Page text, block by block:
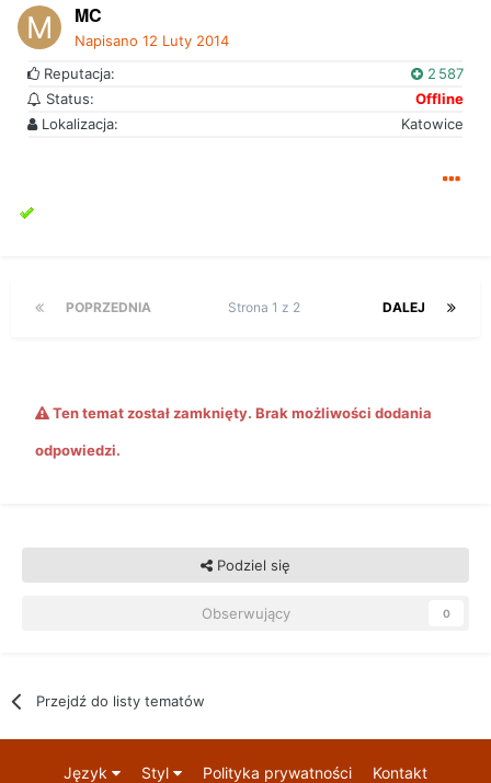
MC
Napisano 12 Luty 2014
Reputacja:
2 587
Status:
Offline
Lokalizacja:
Katowice
POPRZEDNIA DALEJ
Strona 1 z 2
Ten temat został zamknięty. Brak możliwości dodania
odpowiedzi.
Podziel się
Obserwujący 0
Przejdź do listy tematów
Język Styl Polityka prywatności Kontakt